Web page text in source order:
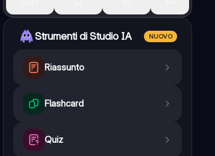
Strumenti di Studio IA NUOVO
Riassunto
Flashcard
Quiz